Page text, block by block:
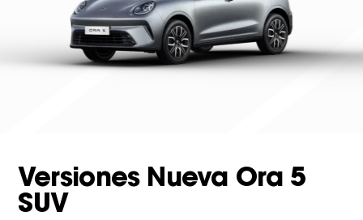
Versiones Nueva Ora 5
SUV